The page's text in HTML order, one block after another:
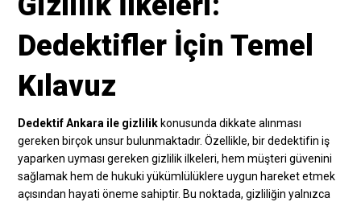
Dedektifler İçin Temel
Kılavuz
Dedektif Ankara ile gizlilik konusunda dikkate alınması
gereken birçok unsur bulunmaktadır. Özellikle, bir dedektifin iş
yaparken uyması gereken gizlilik ilkeleri, hem müşteri güvenini
sağlamak hem de hukuki yükümlülüklere uygun hareket etmek
açısından hayati öneme sahiptir. Bu noktada, gizliliğin yalnızca